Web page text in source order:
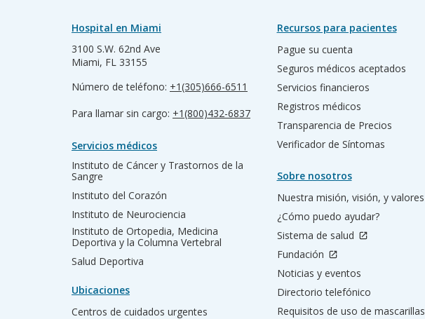
Hospital en Miami
3100 S.W. 62nd Ave
Miami, FL 33155
Número de teléfono: +1(305)666-6511
Para llamar sin cargo: +1(800)432-6837
Servicios médicos
Instituto de Cáncer y Trastornos de la
Sangre
Instituto del Corazón
Instituto de Neurociencia
Instituto de Ortopedia, Medicina
Deportiva y la Columna Vertebral
Salud Deportiva
Ubicaciones
Centros de cuidados urgentes
Recursos para pacientes
Pague su cuenta
Seguros médicos aceptados
Servicios financieros
Registros médicos
Transparencia de Precios
Verificador de Síntomas
Sobre nosotros
Nuestra misión, visión, y valores
¿Cómo puedo ayudar?
Sistema de salud
Fundación
Noticias y eventos
Directorio telefónico
Requisitos de uso de mascarillas